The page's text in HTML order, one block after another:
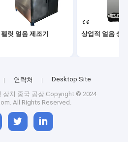
펠릿 얼음 제조기 상업적 얼음 생
연락처 Desktop Site
치 중국 공장.Copyright © 2024
All Rights Reserved.